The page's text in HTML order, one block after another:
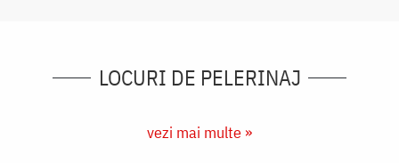
LOCURI DE PELERINAJ
vezi mai multe »